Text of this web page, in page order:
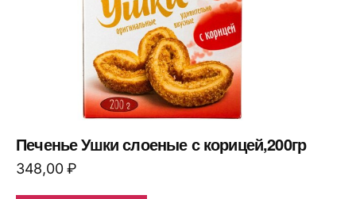
Печенье Ушки слоеные с корицей,200гр
348,00₽